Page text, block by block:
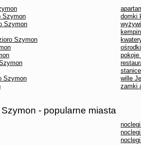
Szymon
domki
Szymon
Szymon
pokoje
Szymon
wille
zamki
- popularne miasta